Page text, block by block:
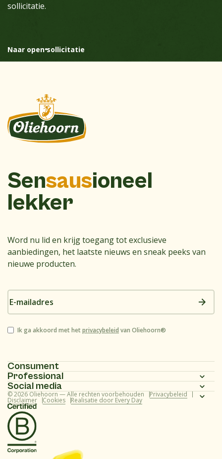
sollicitatie.
Naar open sollicitatie
Sensausioneel
lekker
Word nu lid en krijg toegang tot exclusieve
aanbiedingen, het laatste nieuws en sneak peeks van
nieuwe producten.
E-
mailadres
Instemming
Ik ga akkoord met hetprivacybeleid van Oliehoorn®
Consument
Homepagina
Assortiment
Recepten
Over ons
Veelgestelde vragen (consument)
Professional
Homepagina
Assortiment
Recepten
Over ons
Social media
Instagram
Facebook
Youtube
© 2026 Oliehoorn — Alle rechten voorbehouden Privacybeleid
Disclaimer Cookies Realisatie door Every Day